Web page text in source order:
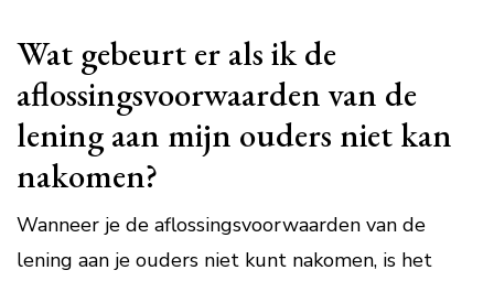
Wat gebeurt er als ik de
aflossingsvoorwaarden van de
lening aan mijn ouders niet kan
nakomen?
Wanneer je de aflossingsvoorwaarden van de
lening aan je ouders niet kunt nakomen, is het